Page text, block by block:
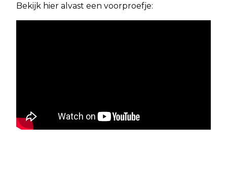
Bekijk hier alvast een voorproefje: